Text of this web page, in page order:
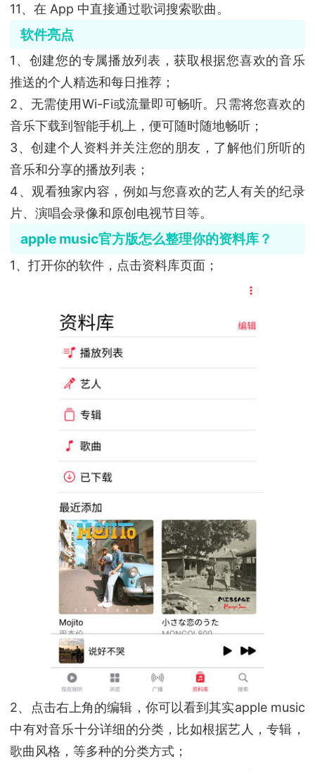
11、在 App 中直接通过歌词搜索歌曲。
软件亮点
1、创建您的专属播放列表，获取根据您喜欢的音乐
推送的个人精选和每日推荐；
2、无需使用Wi-Fi或流量即可畅听。只需将您喜欢的
音乐下载到智能手机上，便可随时随地畅听；
3、创建个人资料并关注您的朋友，了解他们所听的
音乐和分享的播放列表；
4、观看独家内容，例如与您喜欢的艺人有关的纪录
片、演唱会录像和原创电视节目等。
apple music官方版怎么整理你的资料库？
1、打开你的软件，点击资料库页面；
2、点击右上角的编辑，你可以看到其实apple music
中有对音乐十分详细的分类，比如根据艺人，专辑，
歌曲风格，等多种的分类方式；